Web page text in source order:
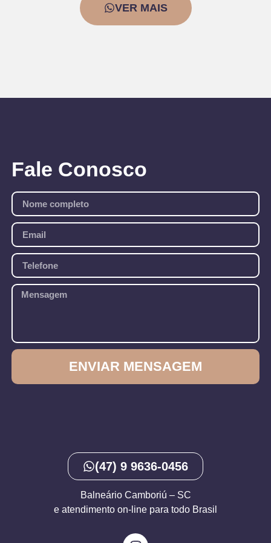
VER MAIS
Fale Conosco
ENVIAR MENSAGEM
(47) 9 9636-0456
Balneário Camboriú – SC
e atendimento on-line para todo Brasil